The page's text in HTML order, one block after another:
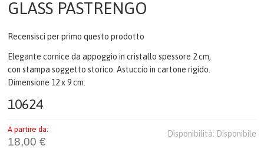
ITALIA
PORTACHIAVI GADGET
UFFICIO & LAVORO
CREST & QUADRI
CERIMONIA
GLASS PASTRENGO
Recensisci per primo questo prodotto
Elegante cornice da appoggio in cristallo spessore 2 cm,
con stampa soggetto storico. Astuccio in cartone rigido.
Dimensione 12 x 9 cm.
10624
Disponibilità: Disponibile
A partire da:
18,00 €